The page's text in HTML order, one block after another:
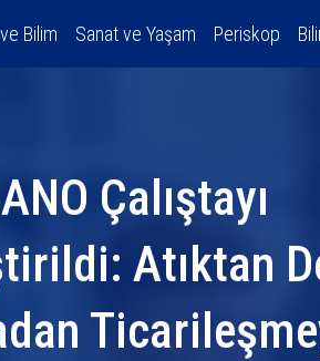
Bilim Sanat ve Yaşam Periskop
Çalıştayı
Atıktan